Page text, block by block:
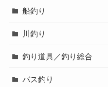
船釣り
川釣り
釣り道具／釣り総合
バス釣り